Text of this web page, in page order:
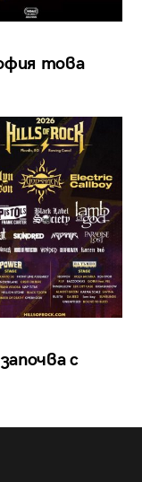
това
с